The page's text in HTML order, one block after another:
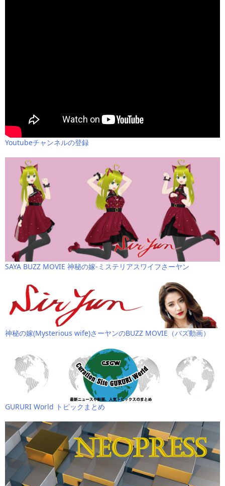
Youtubeチャンネルの登録
SAYA BUZZ MOVIE 神秘の嫁-ミステリアスワイフさーヤン
神秘の嫁(Mysterious wife)さーヤンのBUZZ MOVIE（バズ動画）
GURURI World トピックまとめ